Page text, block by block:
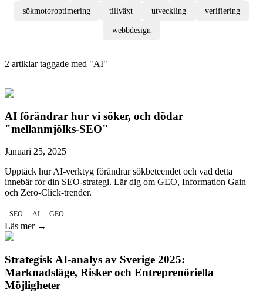
sökmotoroptimering tillväxt utveckling verifiering
webbdesign
2 artiklartaggade med "AI"
AI förändrar hur vi söker, och dödar
"mellanmjölks-SEO"
Januari 25, 2025
Upptäck hur AI-verktyg förändrar sökbeteendet och vad detta
innebär för din SEO-strategi. Lär dig om GEO, Information Gain
och Zero-Click-trender.
SEO AI GEO
Läs mer →
Strategisk AI-analys av Sverige 2025:
Marknadsläge, Risker och Entreprenöriella
Möjligheter